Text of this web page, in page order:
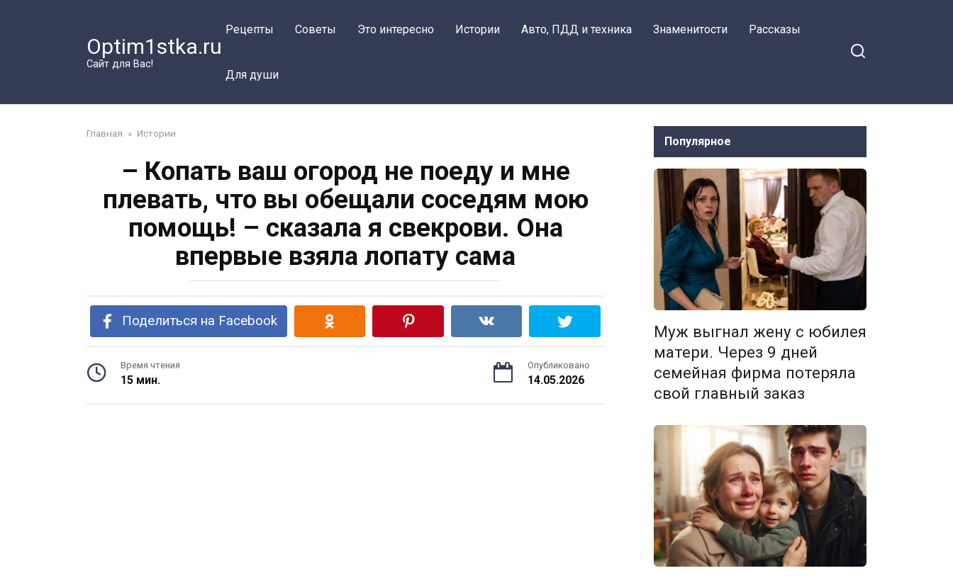
Optim1stka.ru
Сайт для Вас!
Рецепты Советы Это интересно Истории Авто, ПДД и техника Знаменитости Рассказы
Для души
Главная » Истории
– Копать ваш огород не поеду и мне
плевать, что вы обещали соседям мою
помощь! – сказала я свекрови. Она
впервые взяла лопату сама
Поделиться на Facebook
Время чтения
15 мин.
Опубликовано
14.05.2026
Популярное
Муж выгнал жену с юбилея
матери. Через 9 дней
семейная фирма потеряла
свой главный заказ
но через месяц сын
молча собирал вещи